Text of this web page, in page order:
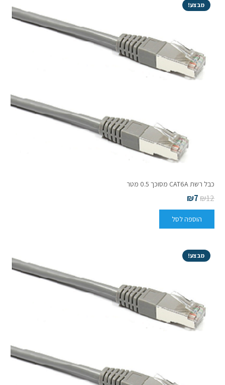
מבצע!
כבל רשת CAT6A מסוכך 0.5 מטר
₪12
₪7
הוספה לסל
מבצע!